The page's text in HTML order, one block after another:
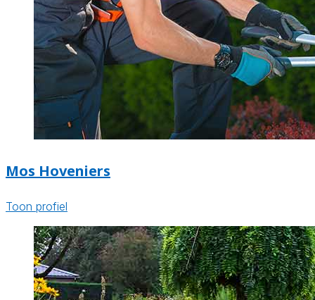
Mos Hoveniers
Toon profiel